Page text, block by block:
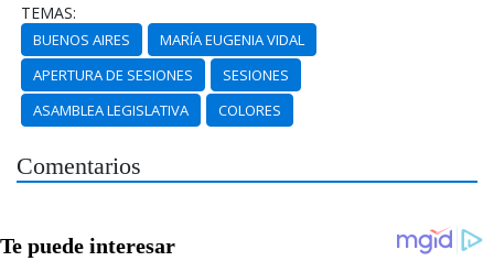
TEMAS:
BUENOS AIRES
MARÍA EUGENIA VIDAL
APERTURA DE SESIONES
SESIONES
ASAMBLEA LEGISLATIVA
COLORES
Comentarios